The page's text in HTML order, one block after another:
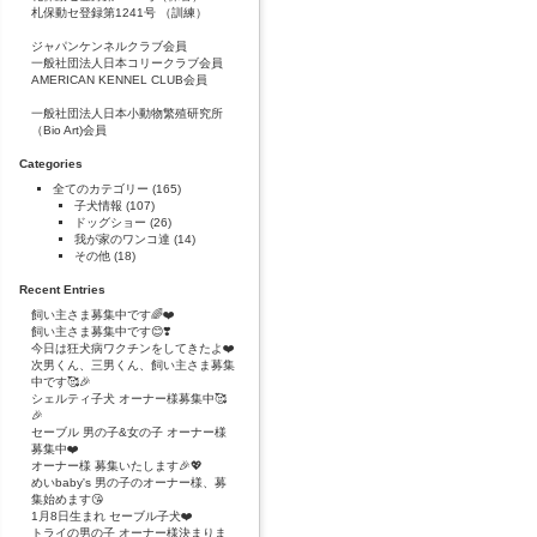
札保動セ登録第1241号 （訓練）
ジャパンケンネルクラブ会員
一般社団法人日本コリークラブ会員
AMERICAN KENNEL CLUB会員
一般社団法人日本小動物繁殖研究所
（Bio Art)会員
Categories
全てのカテゴリー (165)
子犬情報 (107)
ドッグショー (26)
我が家のワンコ達 (14)
その他 (18)
Recent Entries
飼い主さま募集中です🌈❤️
飼い主さま募集中です😊❣️
今日は狂犬病ワクチンをしてきたよ❤️
次男くん、三男くん、飼い主さま募集
中です🥰🎉
シェルティ子犬 オーナー様募集中🥰
🎉
セーブル 男の子&女の子 オーナー様
募集中❤️
オーナー様 募集いたします🎉💖
めいbaby's 男の子のオーナー様、募
集始めます😘
1月8日生まれ セーブル子犬❤️
トライの男の子 オーナー様決まりま